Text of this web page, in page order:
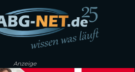
Anzeige